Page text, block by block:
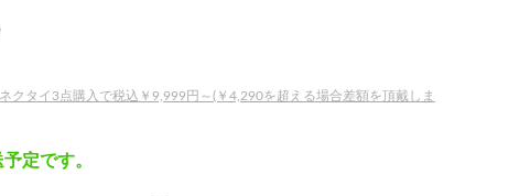
クタイ3点購入で税込￥9,999円～(￥4,290を超える場合差額を頂戴しま
定です。